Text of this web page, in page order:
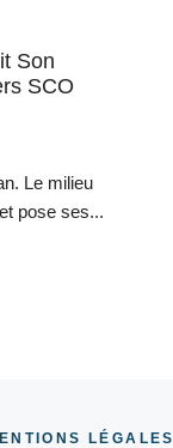
Son
SCO
Le milieu
pose ses...
LÉGALES